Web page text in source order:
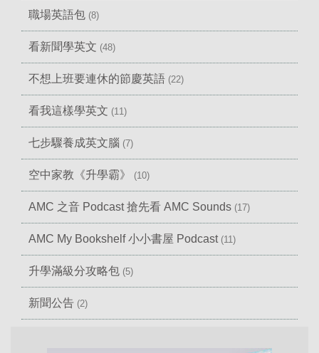
職場英語包 (8)
看新聞學英文 (48)
不想上班要連休的節慶英語 (22)
看我這樣學英文 (11)
七步驟養成英文腦 (7)
空中家教《升學霸》 (10)
AMC 之音 Podcast 搶先看 AMC Sounds (17)
AMC My Bookshelf 小小書屋 Podcast (11)
升學滿級分攻略包 (5)
新聞公告 (2)